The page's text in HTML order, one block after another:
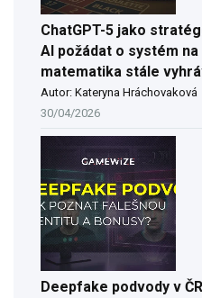
ChatGPT-5 jako
AI požádat o systém
matematika stále
Autor: Kateryna Hráchovaková
30/04/2026
Deepfake podvody v